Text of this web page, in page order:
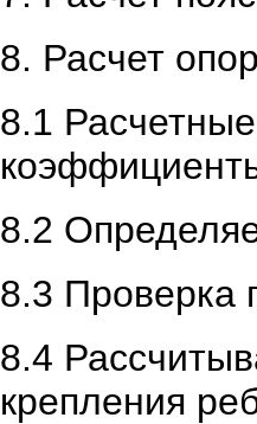
8. Расчет
8.1
8.2
8.3 Проверка
8.4
крепления